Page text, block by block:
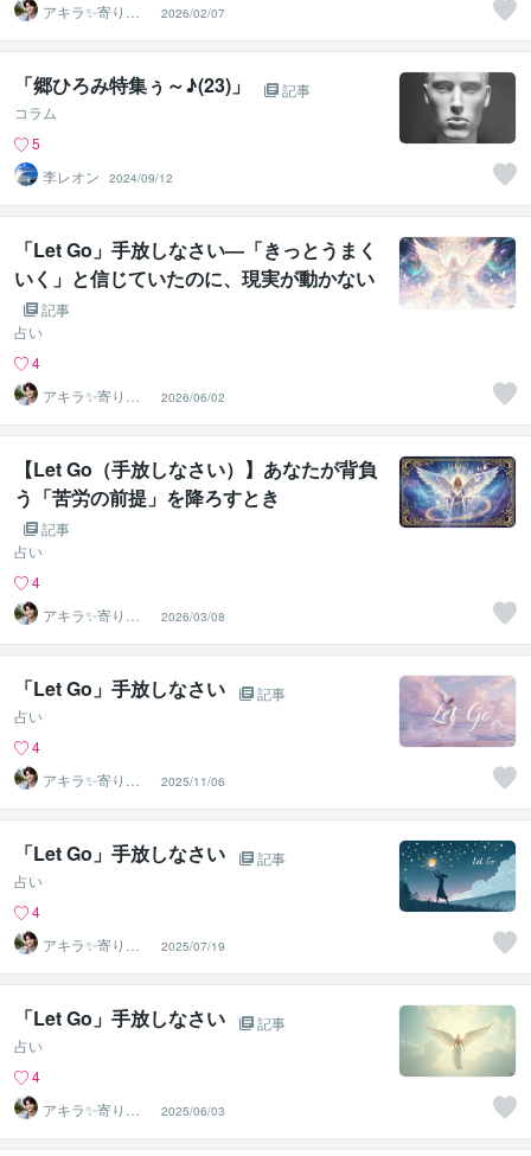
アキラ✨寄り添
う聴き手 迷い不
安の相談室
2026/02/07
「郷ひろみ特集ぅ～♪(23)」
記事
コラム
5
李レオン
2024/09/12
「Let Go」手放しなさい―「きっとうまく
いく」と信じていたのに、現実が動かない
理由―
記事
占い
4
アキラ✨寄り添
う聴き手 迷い不
安の相談室
2026/06/02
【Let Go（手放しなさい）】あなたが背負
う「苦労の前提」を降ろすとき
記事
占い
4
アキラ✨寄り添
う聴き手 迷い不
安の相談室
2026/03/08
「Let Go」手放しなさい
記事
占い
4
アキラ✨寄り添
う聴き手 迷い不
安の相談室
2025/11/06
「Let Go」手放しなさい
記事
占い
4
アキラ✨寄り添
う聴き手 迷い不
安の相談室
2025/07/19
「Let Go」手放しなさい
記事
占い
4
アキラ✨寄り添
う聴き手 迷い不
安の相談室
2025/06/03